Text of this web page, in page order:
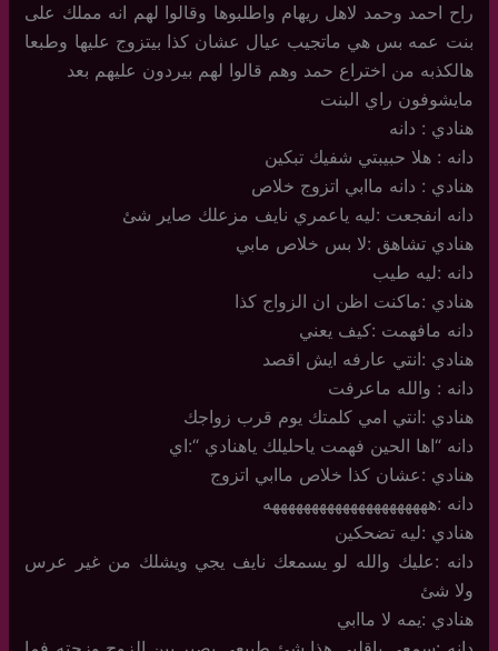
راح احمد وحمد لاهل ريهام واطلبوها وقالوا لهم انه مملك على
بنت عمه بس هي ماتجيب عيال عشان كذا بيتزوج عليها وطبعا
هالكذبه من اختراع حمد وهم قالوا لهم بيردون عليهم بعد
مايشوفون راي البنت
هنادي : دانه
دانه : هلا حبيبتي شفيك تبكين
هنادي : دانه ماابي اتزوج خلاص
دانه انفجعت :ليه ياعمري نايف مزعلك صاير شئ
هنادي تشاهق :لا بس خلاص مابي
دانه :ليه طيب
هنادي :ماكنت اظن ان الزواج كذا
دانه مافهمت :كيف يعني
هنادي :انتي عارفه ايش اقصد
دانه : والله ماعرفت
هنادي :انتي امي كلمتك يوم قرب زواجك
دانه “اها الحين فهمت ياحليلك ياهنادي “:اي
هنادي :عشان كذا خلاص ماابي اتزوج
دانه :هههههههههههههههههههههه
هنادي :ليه تضحكين
دانه :عليك والله لو يسمعك نايف يجي ويشلك من غير عرس
ولا شئ
هنادي :يمه لا ماابي